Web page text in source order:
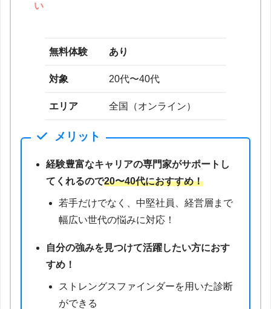
い
無料体験 あり
対象 20代〜40代
エリア 全国（オンライン）
メリット
経験豊富なキャリアの専門家がサポートし
てくれるので20〜40代におすすめ！
若手だけでなく、中堅社員、経営層まで
幅広い世代の悩みに対応！
自分の強みを見つけて活躍したい方におす
すめ！
ストレングスファインダーを用いた診断
ができる